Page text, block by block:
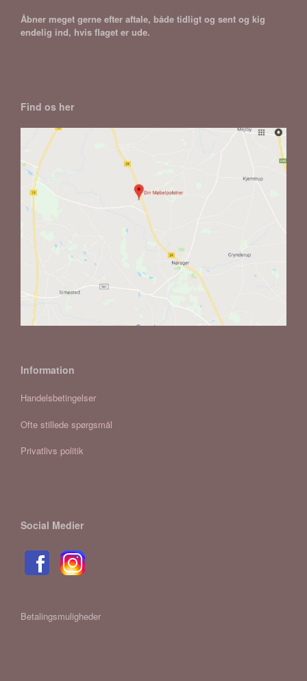
Åbner meget gerne efter aftale, både tidligt og sent og kig
endelig ind, hvis flaget er ude.
Find os her
Information
Handelsbetingelser
Ofte stillede spørgsmål
Privatlivs politik
Social Medier
Betalingsmuligheder